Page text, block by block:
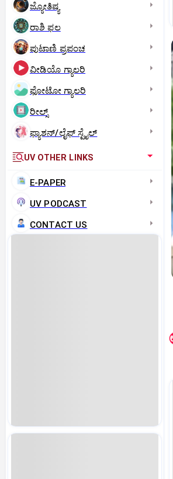
ಜ್ಯೋತಿಷ್ಯ
ರಾಶಿ ಫಲ
ಪುಟಾಣಿ ಪ್ರಪಂಚ
ವೀಡಿಯೊ ಗ್ಯಾಲರಿ
ಫೋಟೋ ಗ್ಯಾಲರಿ
ರೀಲ್ಸ್
ಫ್ಯಾಶನ್/ಲೈಫ್‌ ಸ್ಟೈಲ್
UV OTHER LINKS
E-PAPER
UV PODCAST
CONTACT US